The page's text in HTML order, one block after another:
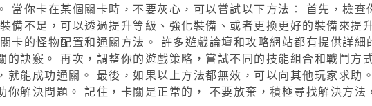
當你卡在某個關卡時，不要灰心，可以嘗試以下方法： 首先，檢查
備不足，可以透過提升等級、強化裝備、或者更換更好的裝備來提
卡的怪物配置和通關方法。 許多遊戲論壇和攻略網站都有提供詳細
的訣竅。 再次，調整你的遊戲策略，嘗試不同的技能組合和戰鬥方
就能成功通關。 最後，如果以上方法都無效，可以向其他玩家求助
你解決問題。 記住，卡關是正常的， 不要放棄，積極尋找解決方法